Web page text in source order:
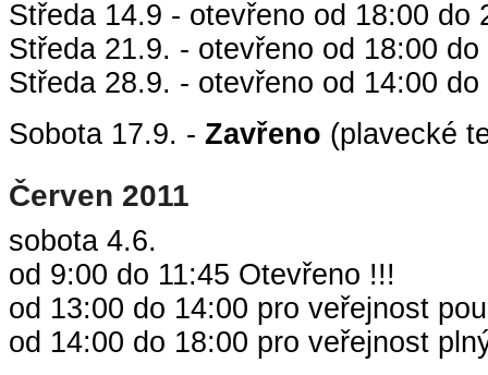
Středa 14.9 - otevřeno od 18:00 do
Středa 21.9. - otevřeno od 18:00 do
Středa 28.9. - otevřeno od 14:00 do
Sobota 17.9. - Zavřeno (plavecké
Červen 2011
sobota 4.6.
od 9:00 do 11:45 Otevřeno !!!
od 13:00 do 14:00 pro veřejnost
od 14:00 do 18:00 pro veřejnost